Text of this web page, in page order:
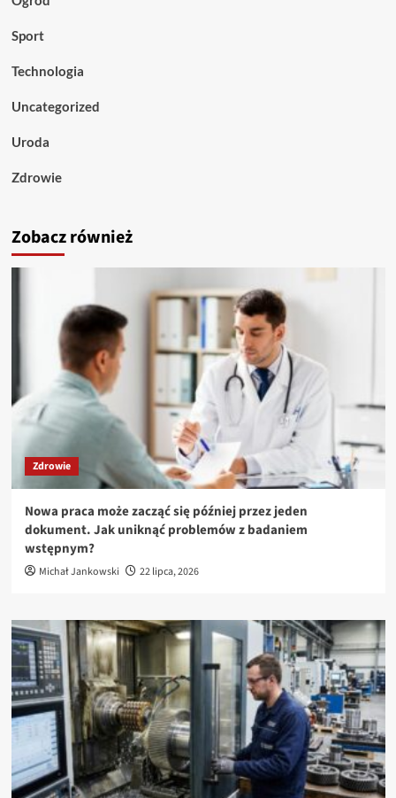
Sport
Technologia
Uncategorized
Uroda
Zdrowie
Zobacz również
Zdrowie
Nowa praca może zacząć się później przez jeden
dokument. Jak uniknąć problemów z badaniem
wstępnym?
Michał Jankowski 22 lipca, 2026